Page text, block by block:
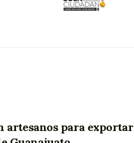
artesanos para exportar